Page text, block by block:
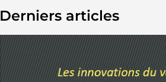
Derniers articles